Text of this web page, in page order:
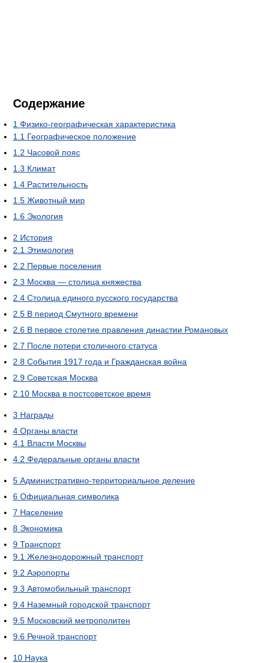
Содержание
1 Физико-географическая характеристика
1.1 Географическое положение
1.2 Часовой пояс
1.3 Климат
1.4 Растительность
1.5 Животный мир
1.6 Экология
2 История
2.1 Этимология
2.2 Первые поселения
2.3 Москва — столица княжества
2.4 Столица единого русского государства
2.5 В период Смутного времени
2.6 В первое столетие правления династии Романовых
2.7 После потери столичного статуса
2.8 События 1917 года и Гражданская война
2.9 Советская Москва
2.10 Москва в постсоветское время
3 Награды
4 Органы власти
4.1 Власти Москвы
4.2 Федеральные органы власти
5 Административно-территориальное деление
6 Официальная символика
7 Население
8 Экономика
9 Транспорт
9.1 Железнодорожный транспорт
9.2 Аэропорты
9.3 Автомобильный транспорт
9.4 Наземный городской транспорт
9.5 Московский метрополитен
9.6 Речной транспорт
10 Наука